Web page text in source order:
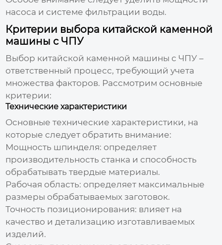
насоса и системе фильтрации воды.
Критерии выбора китайской каменной
машины с ЧПУ
Выбор китайской каменной машины с ЧПУ –
ответственный процесс, требующий учета
множества факторов. Рассмотрим основные
критерии:
Технические характеристики
Основные технические характеристики, на
которые следует обратить внимание:
Мощность шпинделя: определяет
производительность станка и способность
обрабатывать твердые материалы.
Рабочая область: определяет максимальные
размеры обрабатываемых заготовок.
Точность позиционирования: влияет на
качество и детализацию изготавливаемых
изделий.